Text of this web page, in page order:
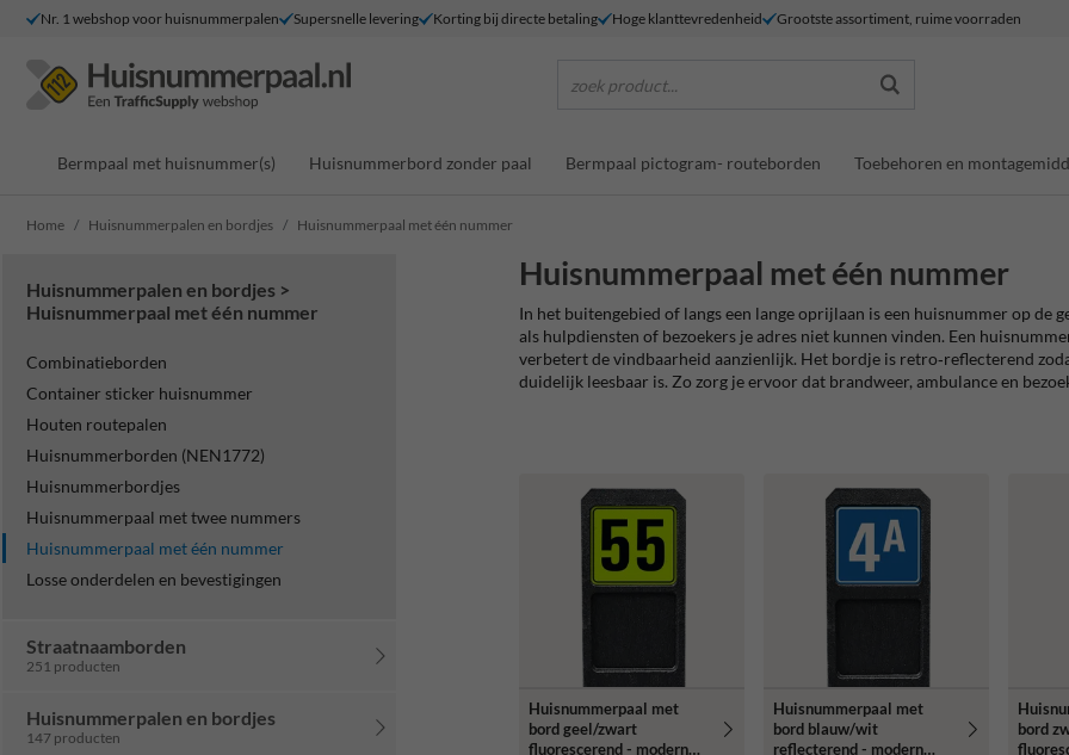
Nr. 1 webshop voor huisnummerpalen Supersnelle levering Korting bij directe betaling Hoge klanttevredenheid Grootste assortiment, ruime voorraden
zoek product...
Bermpaal met huisnummer(s) Huisnummerbord zonder paal Bermpaal pictogram- routeborden Toebehoren en
Home Huisnummerpalen en bordjes Huisnummerpaal met één nummer
Huisnummerpalen en bordjes >
Huisnummerpaal met één nummer
Combinatieborden
Container sticker huisnummer
Houten routepalen
Huisnummerborden (NEN1772)
Huisnummerbordjes
Huisnummerpaal met twee nummers
Huisnummerpaal met één nummer
Losse onderdelen en bevestigingen
Straatnaamborden
251 producten
Huisnummerpalen en bordjes
147 producten
Huisnummerpaal met één nummer
In het buitengebied of langs een lange oprijlaan is een huisnummer op de
als hulpdiensten of bezoekers je adres niet kunnen vinden. Een
verbetert de vindbaarheid aanzienlijk. Het bordje is retro‑reflecterend
duidelijk leesbaar is. Zo zorg je ervoor dat brandweer, ambulance en
Huisnummerpaal met
bord geel/zwart
fluorescerend - modern
Huisnummerpaal met
bord blauw/wit
reflecterend - modern
bord